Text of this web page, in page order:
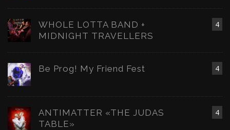
4
WHOLE LOTTA BAND +
MIDNIGHT TRAVELLERS
4
Be Prog! My Friend Fest
4
ANTIMATTER «THE JUDAS
TABLE»